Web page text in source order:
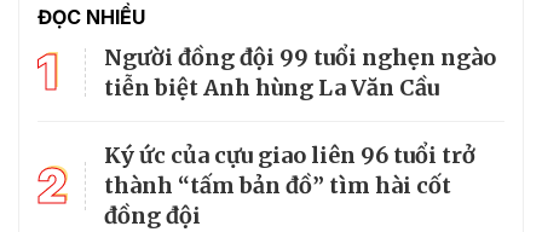
ĐỌC NHIỀU
1
Người đồng đội 99 tuổi nghẹn ngào
tiễn biệt Anh hùng La Văn Cầu
2
Ký ức của cựu giao liên 96 tuổi trở
thành “tấm bản đồ” tìm hài cốt
đồng đội